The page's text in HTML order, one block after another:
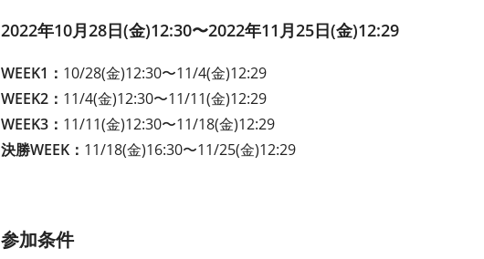
2022年10月28日(金)12:30〜2022年11月25日(金)12:29
WEEK1： 10/28(金)12:30〜11/4(金)12:29
WEEK2： 11/4(金)12:30〜11/11(金)12:29
WEEK3： 11/11(金)12:30〜11/18(金)12:29
決勝WEEK： 11/18(金)16:30〜11/25(金)12:29
参加条件